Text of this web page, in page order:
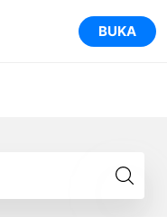
BUKA